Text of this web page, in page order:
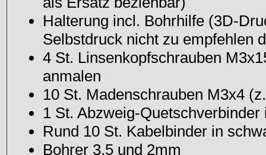
Halterung incl. Bohrhilfe (3D-
Selbstdruck nicht zu empfehlen
4 St. Linsenkopfschrauben
anmalen
10 St. Madenschrauben M3x4
1 St. Abzweig-Quetschverbinder
Rund 10 St. Kabelbinder in
Bohrer 3,5 und 2mm